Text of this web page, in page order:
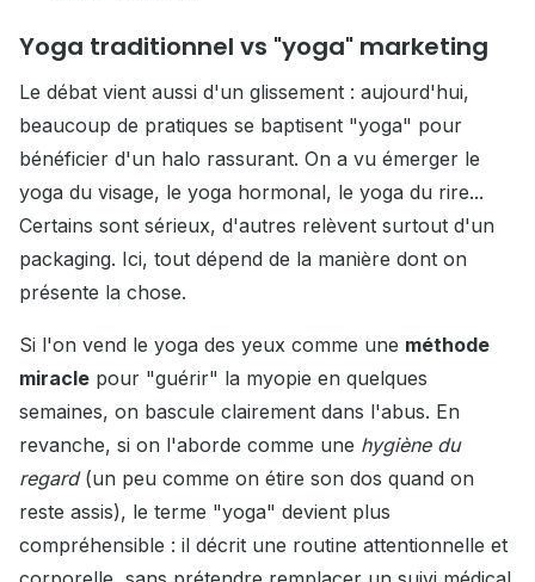
Yoga traditionnel vs "yoga" marketing
Le débat vient aussi d'un glissement : aujourd'hui,
beaucoup de pratiques se baptisent "yoga" pour
bénéficier d'un halo rassurant. On a vu émerger le
yoga du visage, le yoga hormonal, le yoga du rire...
Certains sont sérieux, d'autres relèvent surtout d'un
packaging. Ici, tout dépend de la manière dont on
présente la chose.
Si l'on vend le yoga des yeux comme une méthode
miracle pour "guérir" la myopie en quelques
semaines, on bascule clairement dans l'abus. En
revanche, si on l'aborde comme une hygiène du
regard(un peu comme on étire son dos quand on
reste assis), le terme "yoga" devient plus
compréhensible : il décrit une routine attentionnelle et